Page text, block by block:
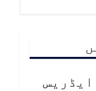
ایڈریس